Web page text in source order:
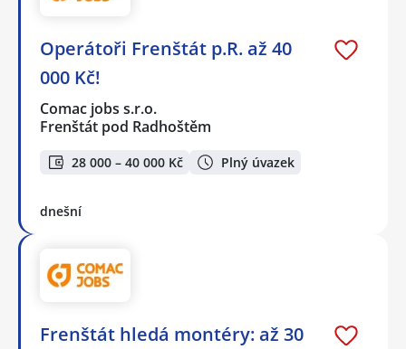
Operátoři Frenštát p.R. až 40
000 Kč!
Comac jobs s.r.o.
Frenštát pod Radhoštěm
28 000 – 40 000 Kč Plný úvazek
dnešní
Frenštát hledá montéry: až 30